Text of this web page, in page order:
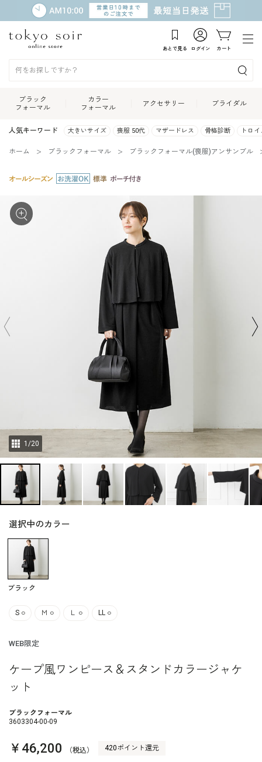
あとで見る ログイン カート
ブラック
フォーマル
カラー
フォーマル
アクセサリー ブライダル
人気キーワード 大きいサイズ 喪服 50代 マザードレス 骨格診断 トロ
ホーム ブラックフォーマル ブラックフォーマル(喪服)アンサンブル
1 /20
選択中のカラー
ブラック
S ○ Ｍ ○ Ｌ ○ LL ○
WEB限定
ケープ風ワンピース＆スタンドカラージャケ
ット
ブラックフォーマル
3603304-00-09
￥46,200 （税込） 420ポイント還元